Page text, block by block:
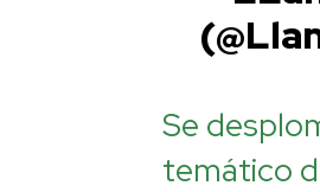
Se
temático